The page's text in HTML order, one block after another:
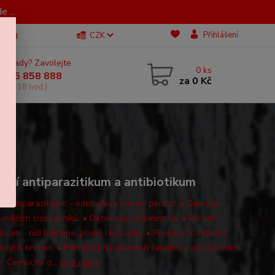
...
Blog CZK Přihlášení
si rady? Zavolejte.
605 858 888
11-18 hod.)
0 ks
za 0 Kč
antiparazitikum a antibiotikum
antiparazitikum - odstraňuje střevní parazit. • Omezuje
cizopasníků. • Detoxikuje organismus. • Přírodní
- ničí bakterie, plísně i kvasinky. • Přispívají k aktivaci
krvinek. • Pomáhá při bolestech žaludku a při střevních
Černucha o... celý popis